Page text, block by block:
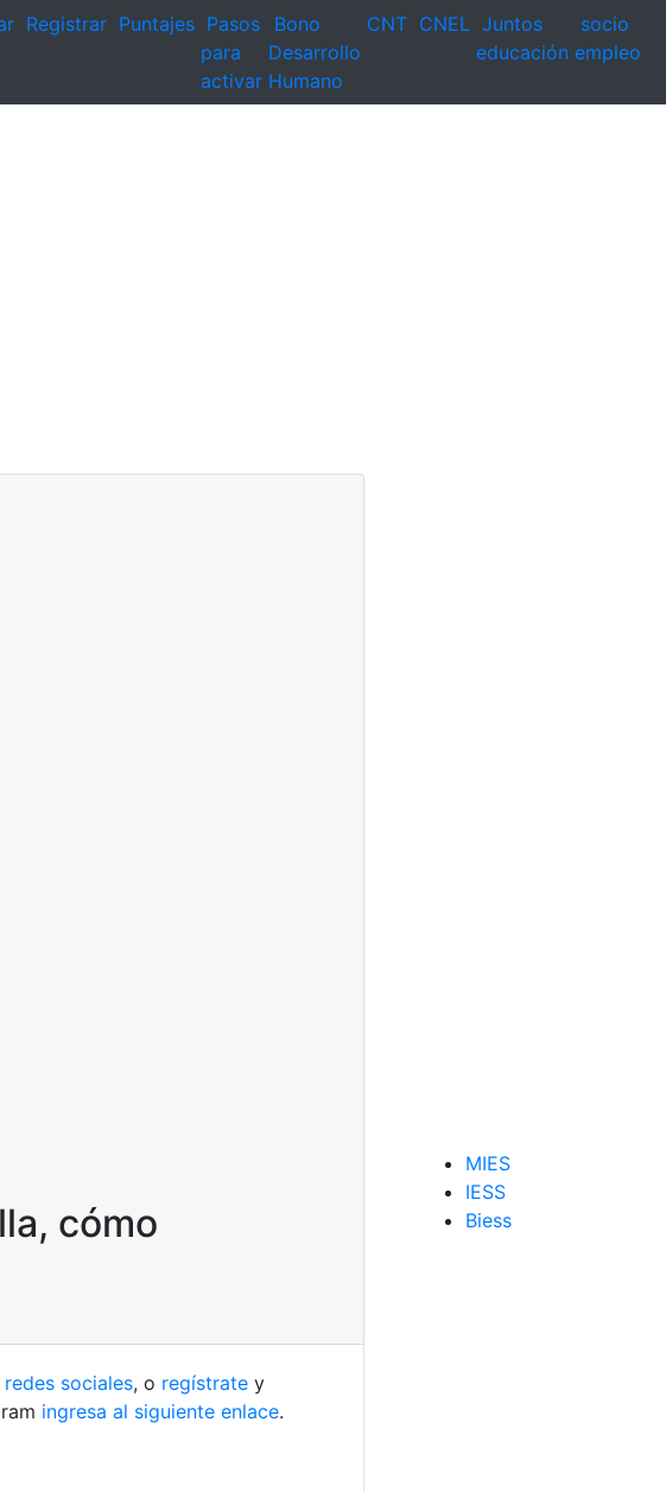
Registrar Puntajes Pasos
para
activar
Bono
Desarrollo
Humano
CNT CNEL Juntos
educación
socio
empleo
cómo
redes sociales, o regístrate y
ingresa al siguiente enlace.
MIES
IESS
Biess